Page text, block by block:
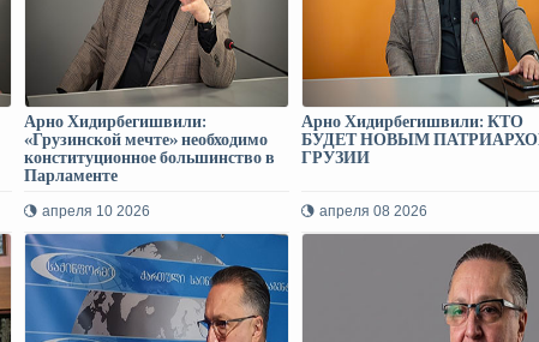
Арно Хидирбегишвили:
«Грузинской мечте» необходимо
конституционное большинство в
Парламенте
апреля 10 2026
Арно Хидирбегишвили: КТО
БУДЕТ НОВЫМ
ГРУЗИИ
апреля 08 2026